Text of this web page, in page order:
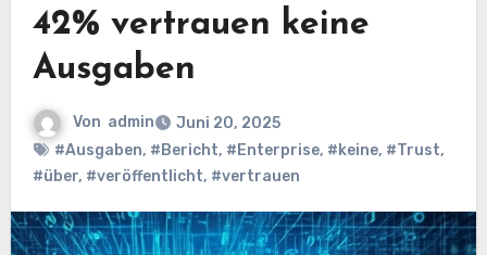
42% vertrauen keine
Ausgaben
Von admin
Juni 20, 2025
#Ausgaben, #Bericht, #Enterprise, #keine, #Trust,
#über, #veröffentlicht, #vertrauen